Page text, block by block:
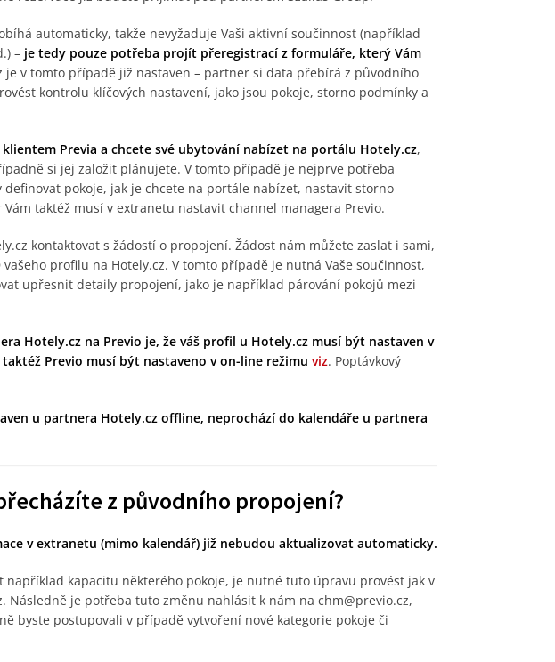
automaticky, takže nevyžaduje Vaši aktivní součinnost (například
– je tedy pouze potřeba projít přeregistrací z formuláře, který Vám
je v tomto případě již nastaven – partner si data přebírá z původního
kontrolu klíčových nastavení, jako jsou pokoje, storno podmínky a
Previa a chcete své ubytování nabízet na portálu Hotely.cz,
si jej založit plánujete. V tomto případě je nejprve potřeba
definovat pokoje, jak je chcete na portále nabízet, nastavit storno
taktéž musí v extranetu nastavit channel managera Previo.
kontaktovat s žádostí o propojení. Žádost nám můžete zaslat i sami,
profilu na Hotely.cz. V tomto případě je nutná Vaše součinnost,
upřesnit detaily propojení, jako je například párování pokojů mezi
Hotely.cz na Previo je, že váš profil u Hotely.cz musí být nastaven v
taktéž Previo musí být nastaveno v on-line režimu viz. Poptávkový
u partnera Hotely.cz offline, neprochází do kalendáře u partnera
z původního propojení?
v extranetu (mimo kalendář) již nebudou aktualizovat automaticky.
například kapacitu některého pokoje, je nutné tuto úpravu provést jak v
Následně je potřeba tuto změnu nahlásit k nám na chm@previo.cz,
byste postupovali v případě vytvoření nové kategorie pokoje či